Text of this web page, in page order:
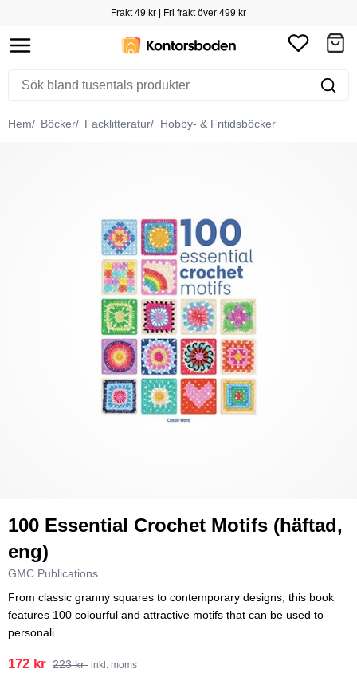
Frakt 49 kr | Fri frakt över 499 kr
Hem Böcker Facklitteratur Hobby- & Fritidsböcker
100 Essential Crochet Motifs (häftad,
eng)
GMC Publications
From classic granny squares to contemporary designs, this book
features 100 colourful and attractive motifs that can be used to
personali...
172 kr 223 kr inkl. moms